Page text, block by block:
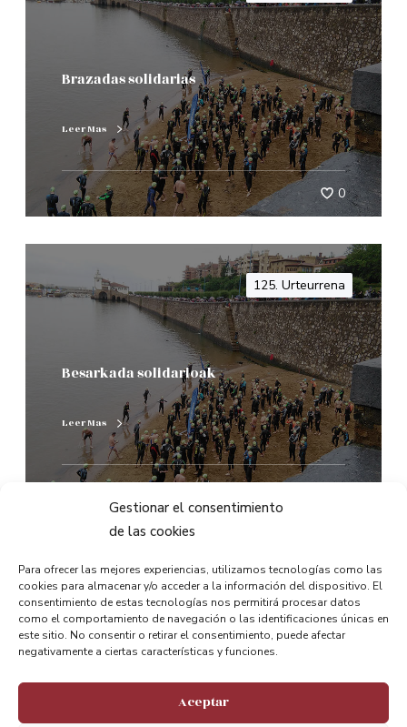
Gestionar el consentimiento
de las cookies
Para ofrecer las mejores experiencias, utilizamos tecnologías como las
cookies para almacenar y/o acceder a la información del dispositivo. El
consentimiento de estas tecnologías nos permitirá procesar datos
como el comportamiento de navegación o las identificaciones únicas en
este sitio. No consentir o retirar el consentimiento, puede afectar
negativamente a ciertas características y funciones.
Aceptar
Brazadas solidarias
Leer Mas
0
125. Urteurrena
Besarkada solidarioak
Leer Mas
0
125. Urteurrena